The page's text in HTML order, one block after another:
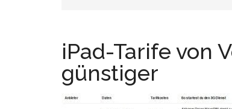
iPad-Tarife von
günstiger